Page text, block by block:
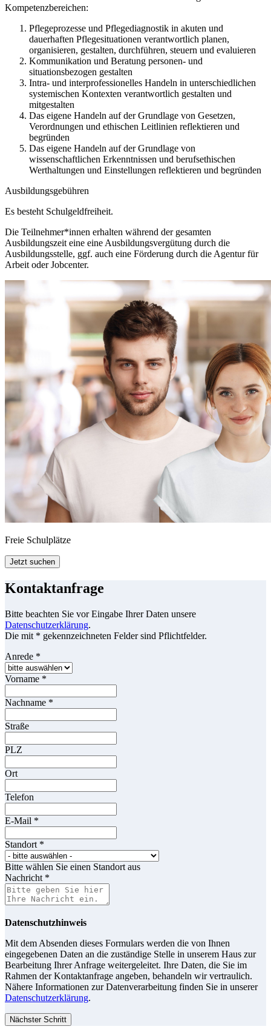
Kompetenzbereichen:
Pflegeprozesse und Pflegediagnostik in akuten und
dauerhaften Pflegesituationen verantwortlich planen,
organisieren, gestalten, durchführen, steuern und evaluieren
Kommunikation und Beratung personen- und
situationsbezogen gestalten
Intra- und interprofessionelles Handeln in unterschiedlichen
systemischen Kontexten verantwortlich gestalten und
mitgestalten
Das eigene Handeln auf der Grundlage von Gesetzen,
Verordnungen und ethischen Leitlinien reflektieren und
begründen
Das eigene Handeln auf der Grundlage von
wissenschaftlichen Erkenntnissen und berufsethischen
Werthaltungen und Einstellungen reflektieren und begründen
Ausbildungsgebühren
Es besteht Schulgeldfreiheit.
Die Teilnehmer*innen erhalten während der gesamten
Ausbildungszeit eine eine Ausbildungsvergütung durch die
Ausbildungsstelle, ggf. auch eine Förderung durch die Agentur für
Arbeit oder Jobcenter.
Freie Schulplätze
Jetzt suchen
Kontaktanfrage
Bitte beachten Sie vor Eingabe Ihrer Daten unsere
Datenschutzerklärung.
Die mit * gekennzeichneten Felder sind Pflichtfelder.
Anrede *
Vorname *
Nachname *
Straße
PLZ
Ort
Telefon
E-Mail *
Standort *
Bitte wählen Sie einen Standort aus
Nachricht *
Datenschutzhinweis
Mit dem Absenden dieses Formulars werden die von Ihnen
eingegebenen Daten an die zuständige Stelle in unserem Haus zur
Bearbeitung Ihrer Anfrage weitergeleitet. Ihre Daten, die Sie im
Rahmen der Kontaktanfrage angeben, behandeln wir vertraulich.
Nähere Informationen zur Datenverarbeitung finden Sie in unserer
Datenschutzerklärung.
Nächster Schritt